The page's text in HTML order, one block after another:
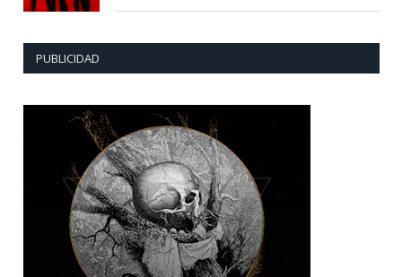
PUBLICIDAD